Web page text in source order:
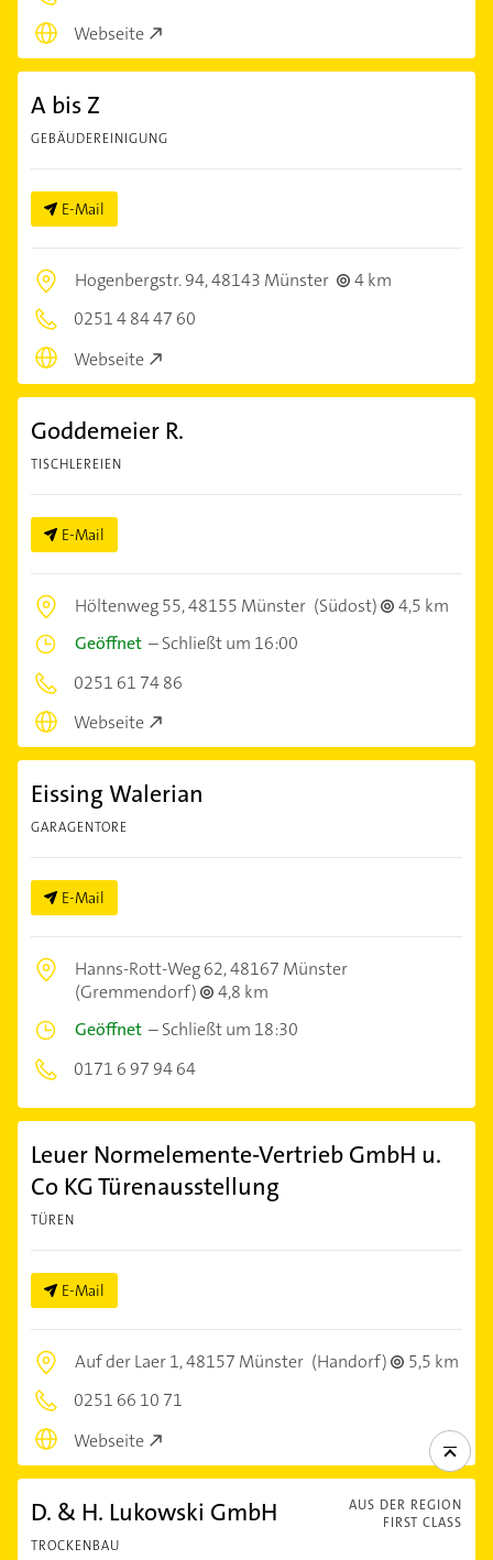
Webseite
A bis Z
GEBÄUDEREINIGUNG
E-Mail
Hogenbergstr. 94,48143 Münster
4 km
0251 4 84 47 60
Webseite
Goddemeier R.
TISCHLEREIEN
E-Mail
Höltenweg 55,48155 Münster (Südost)
4,5 km
Geöffnet –Schließt um 16:00
0251 61 74 86
Webseite
Eissing Walerian
GARAGENTORE
E-Mail
Hanns-Rott-Weg 62,48167 Münster
(Gremmendorf)
4,8 km
Geöffnet –Schließt um 18:30
0171 6 97 94 64
Leuer Normelemente-Vertrieb GmbH u.
Co KG Türenausstellung
TÜREN
E-Mail
Auf der Laer 1,48157 Münster (Handorf)
5,5 km
0251 66 10 71
Webseite
AUS DER REGION
FIRST CLASS
D. & H. Lukowski GmbH
TROCKENBAU